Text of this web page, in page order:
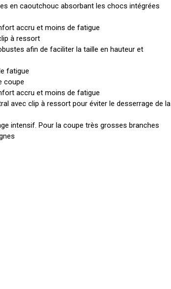
en caoutchouc absorbant les chocs intégrées
accru et moins de fatigue
à ressort
afin de faciliter la taille en hauteur et
fatigue
coupe
accru et moins de fatigue
avec clip à ressort pour éviter le desserrage de la
intensif. Pour la coupe très grosses branches